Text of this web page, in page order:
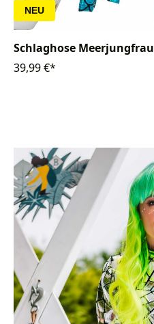
NEU
Schlaghose Meerjungfrau
39,99 €*